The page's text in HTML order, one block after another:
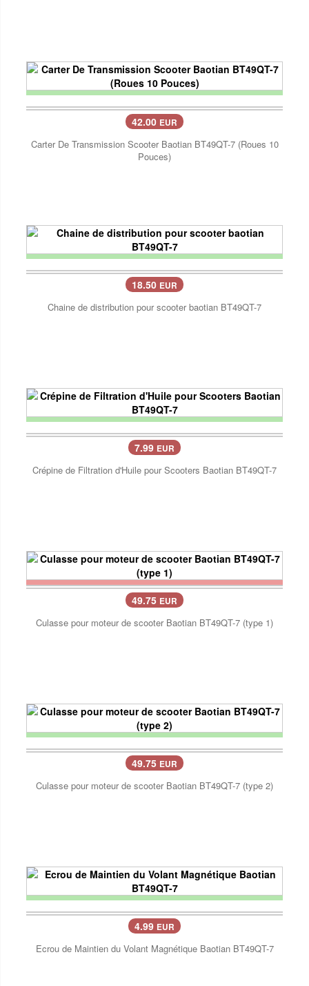
42.00 EUR
Carter De Transmission Scooter Baotian BT49QT-7 (Roues 10
Pouces)
18.50 EUR
Chaine de distribution pour scooter baotian BT49QT-7
7.99 EUR
Crépine de Filtration d'Huile pour Scooters Baotian BT49QT-7
49.75 EUR
Culasse pour moteur de scooter Baotian BT49QT-7 (type 1)
49.75 EUR
Culasse pour moteur de scooter Baotian BT49QT-7 (type 2)
4.99 EUR
Ecrou de Maintien du Volant Magnétique Baotian BT49QT-7